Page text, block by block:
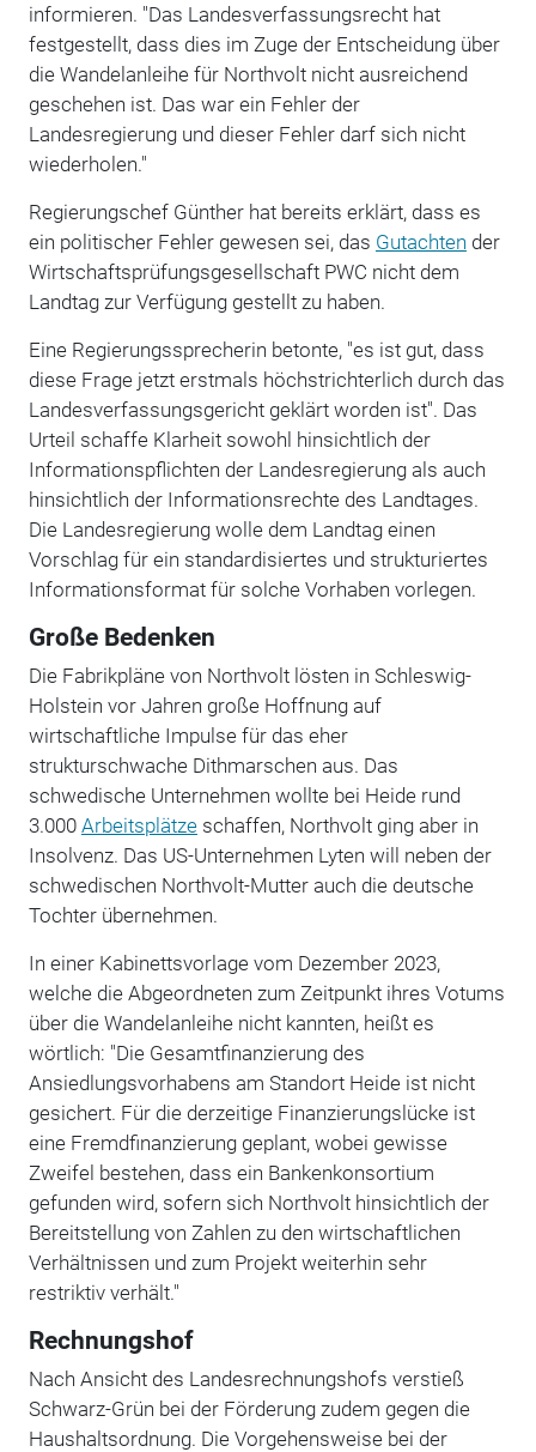
informieren. "Das Landesverfassungsrecht hat
festgestellt, dass dies im Zuge der Entscheidung über
die Wandelanleihe für Northvolt nicht ausreichend
geschehen ist. Das war ein Fehler der
Landesregierung und dieser Fehler darf sich nicht
wiederholen."
Regierungschef Günther hat bereits erklärt, dass es
ein politischer Fehler gewesen sei, das Gutachten der
Wirtschaftsprüfungsgesellschaft PWC nicht dem
Landtag zur Verfügung gestellt zu haben.
Eine Regierungssprecherin betonte, "es ist gut, dass
diese Frage jetzt erstmals höchstrichterlich durch das
Landesverfassungsgericht geklärt worden ist". Das
Urteil schaffe Klarheit sowohl hinsichtlich der
Informationspflichten der Landesregierung als auch
hinsichtlich der Informationsrechte des Landtages.
Die Landesregierung wolle dem Landtag einen
Vorschlag für ein standardisiertes und strukturiertes
Informationsformat für solche Vorhaben vorlegen.
Große Bedenken
Die Fabrikpläne von Northvolt lösten in Schleswig-
Holstein vor Jahren große Hoffnung auf
wirtschaftliche Impulse für das eher
strukturschwache Dithmarschen aus. Das
schwedische Unternehmen wollte bei Heide rund
3.000 Arbeitsplätzeschaffen, Northvolt ging aber in
Insolvenz. Das US-Unternehmen Lyten will neben der
schwedischen Northvolt-Mutter auch die deutsche
Tochter übernehmen.
In einer Kabinettsvorlage vom Dezember 2023,
welche die Abgeordneten zum Zeitpunkt ihres Votums
über die Wandelanleihe nicht kannten, heißt es
wörtlich: "Die Gesamtfinanzierung des
Ansiedlungsvorhabens am Standort Heide ist nicht
gesichert. Für die derzeitige Finanzierungslücke ist
eine Fremdfinanzierung geplant, wobei gewisse
Zweifel bestehen, dass ein Bankenkonsortium
gefunden wird, sofern sich Northvolt hinsichtlich der
Bereitstellung von Zahlen zu den wirtschaftlichen
Verhältnissen und zum Projekt weiterhin sehr
restriktiv verhält."
Rechnungshof
Nach Ansicht des Landesrechnungshofs verstieß
Schwarz-Grün bei der Förderung zudem gegen die
Haushaltsordnung. Die Vorgehensweise bei der